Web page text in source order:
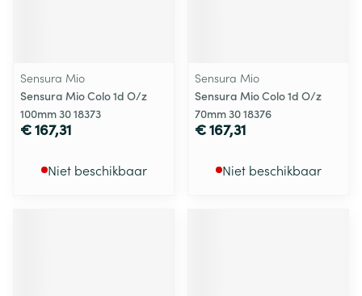
Sensura Mio
Sensura Mio Colo 1d O/z
100mm 30 18373
€ 167,31
Niet beschikbaar
Sensura Mio
Sensura Mio Colo 1d O/z
70mm 30 18376
€ 167,31
Niet beschikbaar